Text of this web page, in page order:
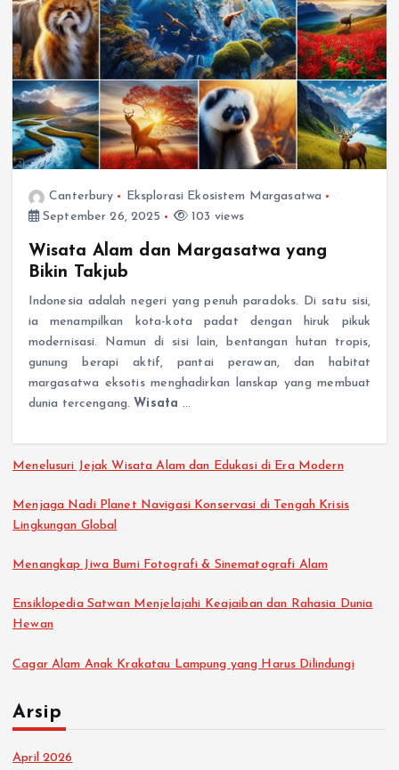
Canterbury
Eksplorasi Ekosistem Margasatwa
September 26, 2025
103 views
Wisata Alam dan Margasatwa yang
Bikin Takjub
Indonesia adalah negeri yang penuh paradoks. Di satu sisi,
ia menampilkan kota-kota padat dengan hiruk pikuk
modernisasi. Namun di sisi lain, bentangan hutan tropis,
gunung berapi aktif, pantai perawan, dan habitat
margasatwa eksotis menghadirkan lanskap yang membuat
dunia tercengang. Wisata…
Menelusuri Jejak Wisata Alam dan Edukasi di Era Modern
Menjaga Nadi Planet Navigasi Konservasi di Tengah Krisis
Lingkungan Global
Menangkap Jiwa Bumi Fotografi & Sinematografi Alam
Ensiklopedia Satwan Menjelajahi Keajaiban dan Rahasia Dunia
Hewan
Cagar Alam Anak Krakatau Lampung yang Harus Dilindungi
Arsip
April 2026